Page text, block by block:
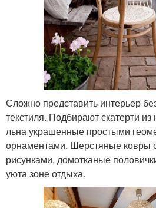
Сложно представить интерьер
текстиля. Подбирают скатерти из
льна украшенные простыми
орнаментами. Шерстяные ковры
рисунками, домотканые
уюта зоне отдыха.